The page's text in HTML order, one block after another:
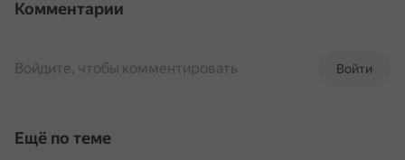
Комментарии
Войти
Войдите, чтобы комментировать
Ещё по теме